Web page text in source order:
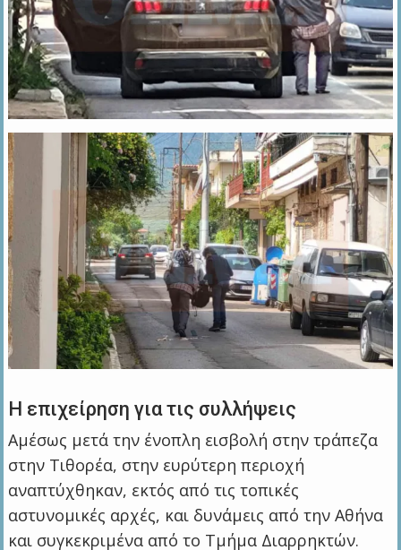
Η επιχείρηση για τις συλλήψεις
Αμέσως μετά την ένοπλη εισβολή στην τράπεζα
στην Τιθορέα, στην ευρύτερη περιοχή
αναπτύχθηκαν, εκτός από τις τοπικές
αστυνομικές αρχές, και δυνάμεις από την Αθήνα
και συγκεκριμένα από το Τμήμα Διαρρηκτών.